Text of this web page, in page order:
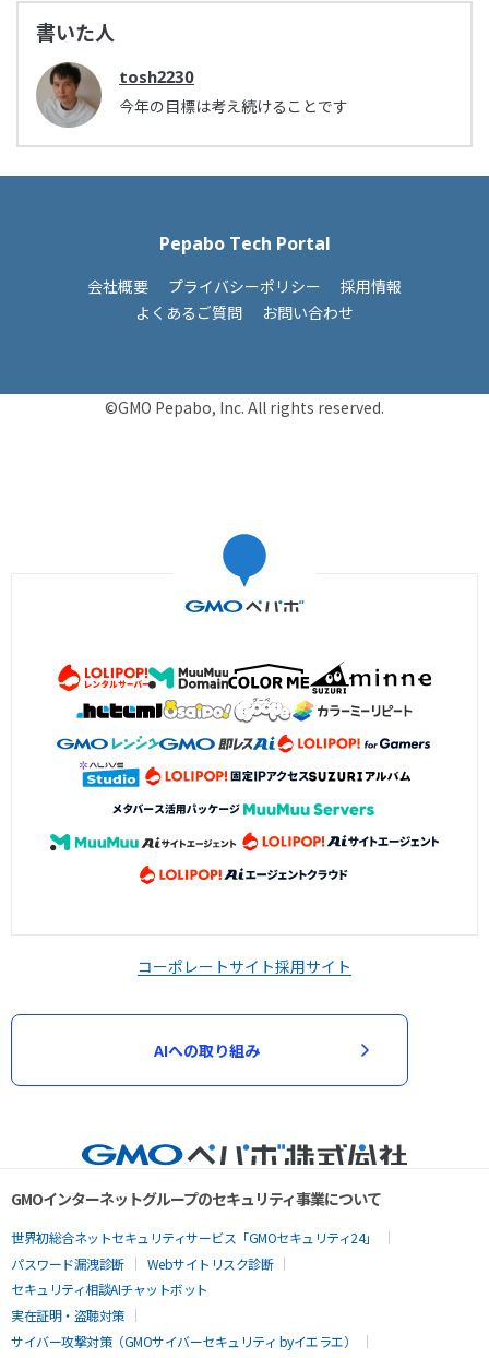
書いた人
tosh2230
今年の目標は考え続けることです
Pepabo Tech Portal
会社概要 プライバシーポリシー
採用情報
よくあるご質問
お問い合わせ
©GMO Pepabo, Inc. All rights reserved.
コーポレートサイト採用サイト
AIへの取り組み
GMOインターネットグループのセキュリティ事業について
世界初総合ネットセキュリティサービス「GMOセキュリティ24」
パスワード漏洩診断
Webサイトリスク診断
セキュリティ相談AIチャットボット
実在証明・盗聴対策
サイバー攻撃対策（GMOサイバーセキュリティ byイエラエ）